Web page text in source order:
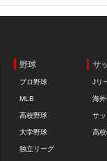
野球
プロ野球
MLB
高校野球
大学野球
独立リーグ
サ
Jリ
海
サ
高